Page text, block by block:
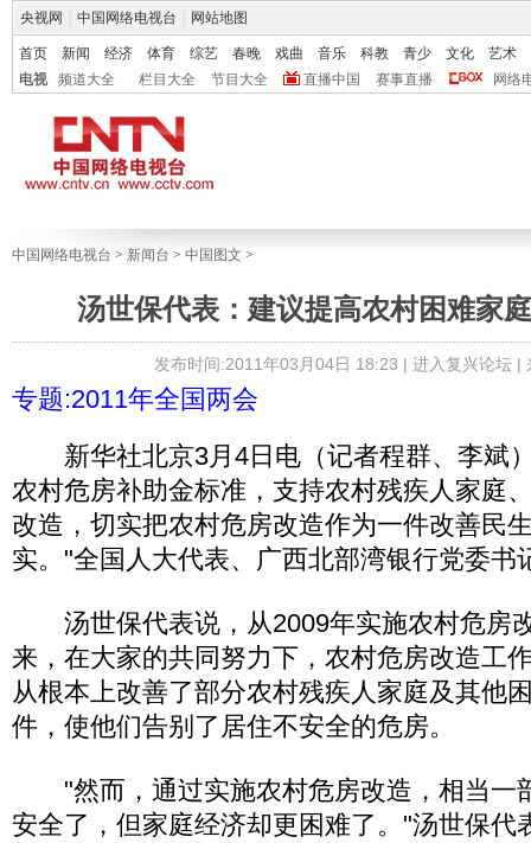
央视网 中国网络电视台 网站地图
首页 新闻 经济 体育 综艺 春晚 戏曲 音乐 科教 青少 文化
艺术
电视
频道大全 栏目大全 节目大全 直播中国 赛事直播 网络
中国网络电视台 > 新闻台 > 中国图文 >
汤世保代表：建议提高农村困难家
发布时间:2011年03月04日 18:23 | 进入复兴论坛|
专题:2011年全国两会
新华社北京3月4日电（记者程群、李斌
农村危房补助金标准，支持农村残疾人家庭
改造，切实把农村危房改造作为一件改善民
实。"全国人大代表、广西北部湾银行党委书
汤世保代表说，从2009年实施农村危房
来，在大家的共同努力下，农村危房改造工
从根本上改善了部分农村残疾人家庭及其他
件，使他们告别了居住不安全的危房。
"然而，通过实施农村危房改造，相当一
安全了，但家庭经济却更困难了。"汤世保代